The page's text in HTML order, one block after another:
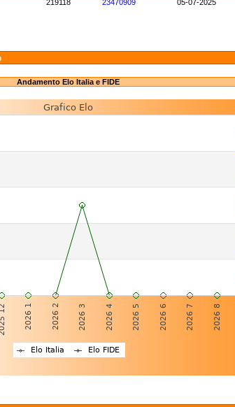
219118 23470909 05-07-2025
Andamento Elo Italia e FIDE